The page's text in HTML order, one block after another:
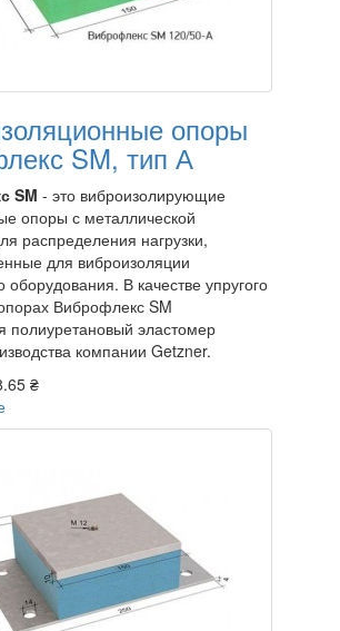
опоры
SM, тип А
SM - это виброизолирующие
опоры с металлической
распределения нагрузки,
для виброизоляции
оборудования. В качестве упругого
Виброфлекс SM
полиуретановый эластомер
компании Getzner.
₴